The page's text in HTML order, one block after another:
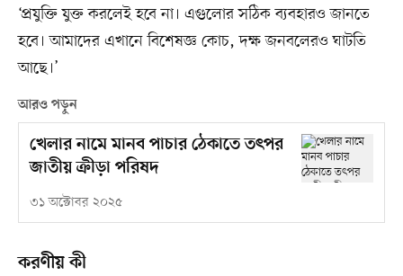
‘প্রযুক্তি যুক্ত করলেই হবে না। এগুলোর সঠিক ব্যবহারও জানতে
হবে। আমাদের এখানে বিশেষজ্ঞ কোচ, দক্ষ জনবলেরও ঘাটতি
আছে।’
আরও পড়ুন
খেলার নামে মানব পাচার ঠেকাতে তৎপর
জাতীয় ক্রীড়া পরিষদ
৩১ অক্টোবর ২০২৫
করণীয় কী